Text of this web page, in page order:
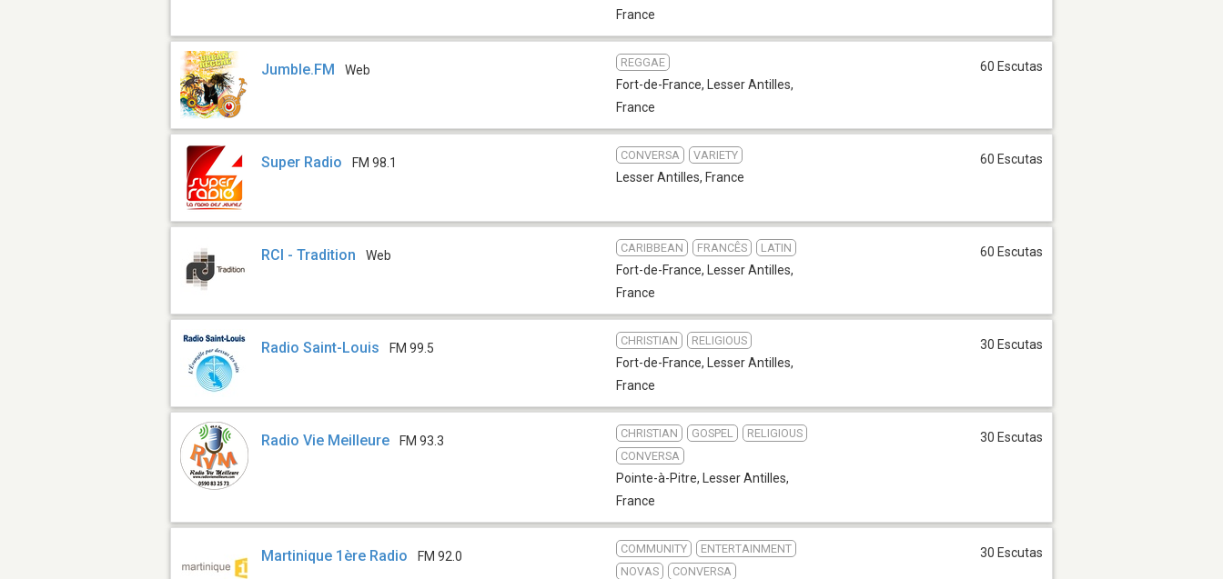
France
Jumble.FM Web
REGGAE
Fort-de-France,
Lesser Antilles,
France
60 Escutas
Super Radio FM 98.1
CONVERSA VARIETY
Lesser Antilles, France
60 Escutas
RCI - Tradition Web
CARIBBEAN FRANCÊS LATIN
Fort-de-France,
Lesser Antilles,
France
60 Escutas
Radio Saint-Louis FM 99.5
CHRISTIAN RELIGIOUS
Fort-de-France,
Lesser Antilles,
France
30 Escutas
Radio Vie Meilleure FM 93.3
CHRISTIAN GOSPEL
RELIGIOUS
CONVERSA
Pointe-à-Pitre,
Lesser Antilles,
France
30 Escutas
Martinique 1ère Radio FM 92.0
COMMUNITY
ENTERTAINMENT
NOVAS
CONVERSA
30 Escutas